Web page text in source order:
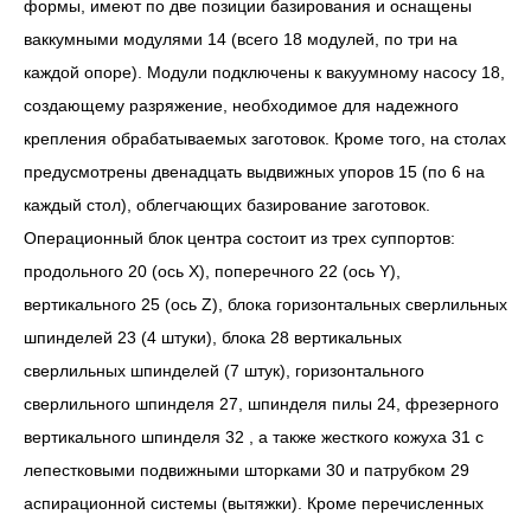
формы, имеют по две позиции базирования и оснащены
ваккумными модулями 14 (всего 18 модулей, по три на
каждой опоре). Модули подключены к вакуумному насосу 18,
создающему разряжение, необходимое для надежного
крепления обрабатываемых заготовок. Кроме того, на столах
предусмотрены двенадцать выдвижных упоров 15 (по 6 на
каждый стол), облегчающих базирование заготовок.
Операционный блок центра состоит из трех суппортов:
продольного 20 (ось Х), поперечного 22 (ось Y),
вертикального 25 (ось Z), блока горизонтальных сверлильных
шпинделей 23 (4 штуки), блока 28 вертикальных
сверлильных шпинделей (7 штук), горизонтального
сверлильного шпинделя 27, шпинделя пилы 24, фрезерного
вертикального шпинделя 32 , а также жесткого кожуха 31 с
лепестковыми подвижными шторками 30 и патрубком 29
аспирационной системы (вытяжки). Кроме перечисленных